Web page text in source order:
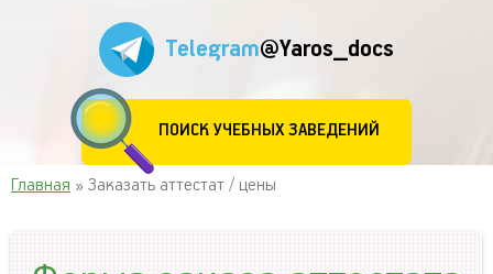
Telegram@Yaros_docs
ПОИСК УЧЕБНЫХ ЗАВЕДЕНИЙ
Главная » Заказать аттестат / цены